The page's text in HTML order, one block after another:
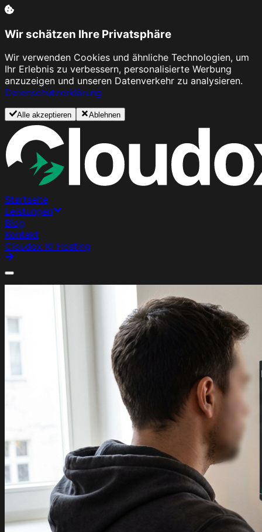
Wir schätzen Ihre Privatsphäre
Wir verwenden Cookies und ähnliche Technologien, um
Ihr Erlebnis zu verbessern, personalisierte Werbung
anzuzeigen und unseren Datenverkehr zu analysieren.
Datenschutzerklärung
Alle akzeptieren Ablehnen
Startseite
Leistungen
Blog
Kontakt
Cloudox KI Hosting
Cloudox Blog
Einblicke, Anleitungen und Neuigkeiten aus der Welt des
E-Commerce und der Webentwicklung.
Digitale Transformation mit KI: Strategien, Use
Cases und Erfolgsfaktoren
Digitale Transformation mit KI gelingt operativ nur dann
zuverlässig, wenn Unternehmen Use Cases messbar
priorisieren, Daten- und Prozessgrundlagen sauber
aufsetzen und KI wie ein Produkt mit Governance,
Monitoring und kontinuierlicher Verbesserung betreiben.
– Ein Expertenbeitrag von Cloudox.